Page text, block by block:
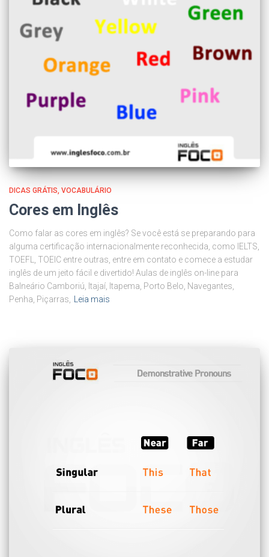
DICAS GRÁTIS VOCABULÁRIO
Cores em Inglês
Como falar as cores em inglês? Se você está se preparando para
alguma certificação internacionalmente reconhecida, como IELTS,
TOEFL, TOEIC entre outras, entre em contato e comece a estudar
inglês de um jeito fácil e divertido! Aulas de inglês on-line para
Balneário Camboriú, Itajaí, Itapema, Porto Belo, Navegantes,
Penha, Piçarras,
Leia mais